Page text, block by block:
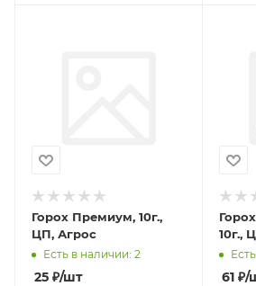
Горох Премиум, 10г.,
ЦП, Агрос
Есть в наличии: 2
25 ₽/шт
10г.,
61₽/